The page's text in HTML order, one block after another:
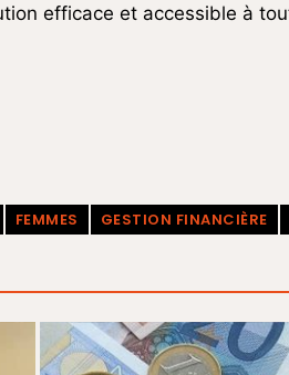
efficace et accessible à
FEMMES GESTION FINANCIÈRE